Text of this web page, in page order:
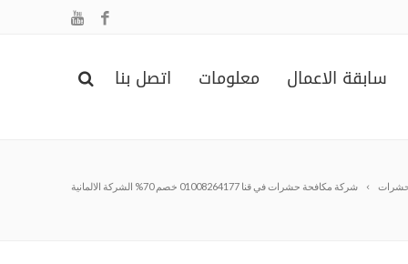
سابقة الاعمال معلومات اتصل بنا
شركة مكافحة حشرات في قنا 01008264177 خصم 70% الشركة الالمانية